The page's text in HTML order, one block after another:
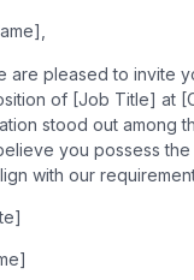
are pleased to invite
of [Job Title] at
stood out among
you possess the
with our